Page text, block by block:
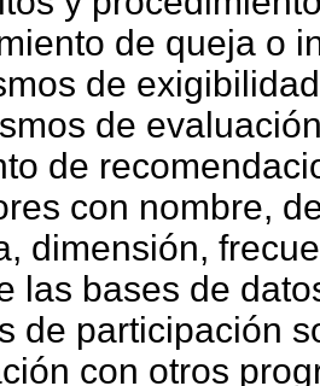
de queja o
de
de
de
con nombre,
dimensión,
las bases de
de participación
con otros